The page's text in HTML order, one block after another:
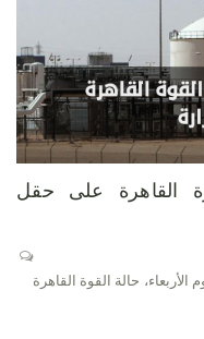
القاهرة على حقل
حالة القوة القاهرة